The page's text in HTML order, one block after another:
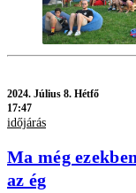
2024. Július 8. Hétfő
17:47
időjárás
Ma még
az ég